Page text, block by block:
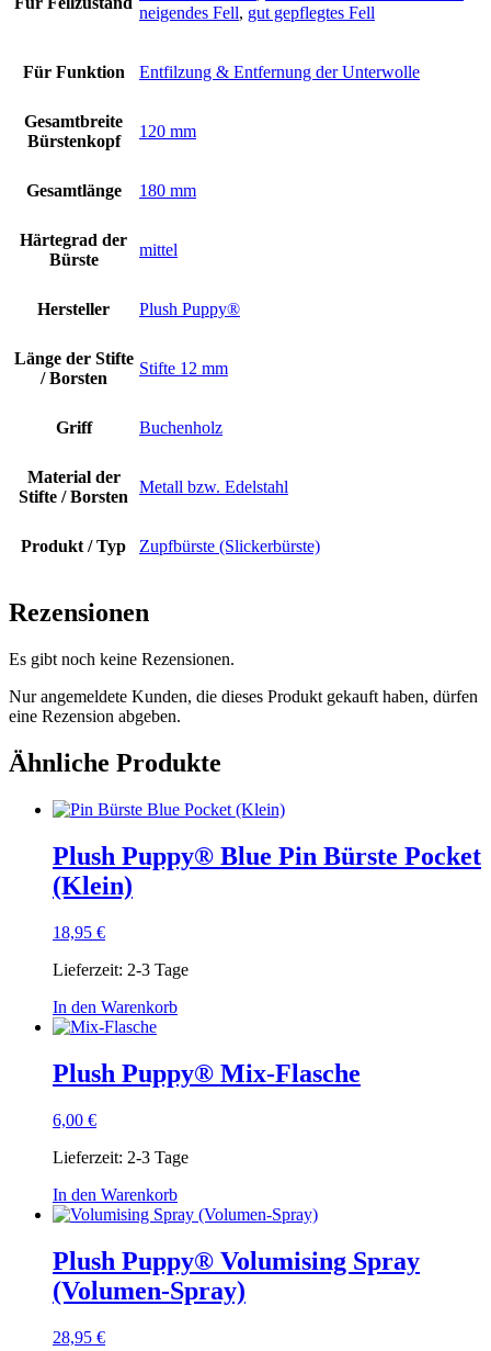
neigendes Fell, gut gepflegtes Fell
Für Funktion Entfilzung & Entfernung der Unterwolle
Gesamtbreite
Bürstenkopf
120 mm
Gesamtlänge 180 mm
Härtegrad der
Bürste
mittel
Hersteller Plush Puppy®
Länge der Stifte
/ Borsten
Stifte 12 mm
Griff Buchenholz
Material der
Stifte / Borsten
Metall bzw. Edelstahl
Produkt / Typ Zupfbürste (Slickerbürste)
Rezensionen
Es gibt noch keine Rezensionen.
Nur angemeldete Kunden, die dieses Produkt gekauft haben, dürfen
eine Rezension abgeben.
Ähnliche Produkte
Plush Puppy® Blue Pin Bürste Pocket
(Klein)
18,95 €
Lieferzeit: 2-3 Tage
In den Warenkorb
Plush Puppy® Mix-Flasche
6,00 €
Lieferzeit: 2-3 Tage
In den Warenkorb
Plush Puppy® Volumising Spray
(Volumen-Spray)
28,95 €